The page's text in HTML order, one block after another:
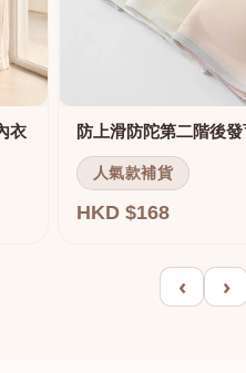
衣
人氣款補貨
HKD $168
‹ ›